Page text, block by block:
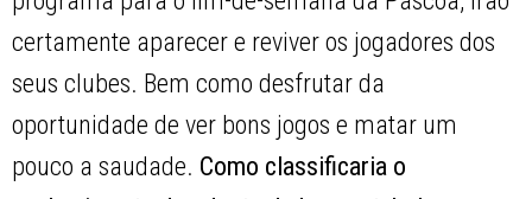
certamente aparecer e reviver os jogadores dos
seus clubes. Bem como desfrutar da
oportunidade de ver bons jogos e matar um
pouco a saudade. Como classificaria o